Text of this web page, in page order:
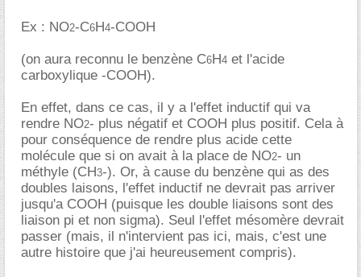
Ex : NO2-C6H4-COOH
(on aura reconnu le benzène C6H4 et l'acide
carboxylique -COOH).
En effet, dans ce cas, il y a l'effet inductif qui va
rendre NO2- plus négatif et COOH plus positif. Cela à
pour conséquence de rendre plus acide cette
molécule que si on avait à la place de NO2- un
méthyle (CH3-). Or, à cause du benzène qui as des
doubles laisons, l'effet inductif ne devrait pas arriver
jusqu'a COOH (puisque les double liaisons sont des
liaison pi et non sigma). Seul l'effet mésomère devrait
passer (mais, il n'intervient pas ici, mais, c'est une
autre histoire que j'ai heureusement compris).